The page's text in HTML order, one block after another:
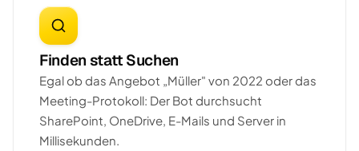
Finden statt Suchen
Egal ob das Angebot „Müller" von 2022 oder das
Meeting-Protokoll: Der Bot durchsucht
SharePoint, OneDrive, E-Mails und Server in
Millisekunden.